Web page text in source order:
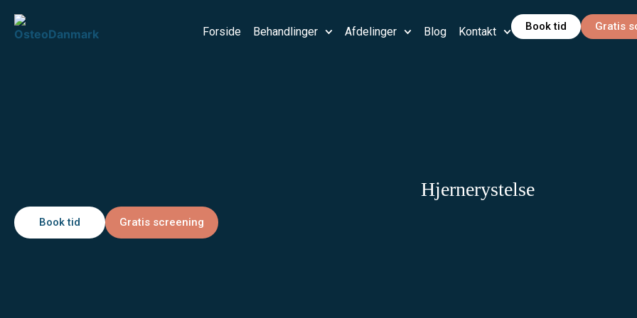
Forside Behandlinger Afdelinger Blog Kontakt Book tid Gratis
Hjernerystelse
Book tid Gratis screening